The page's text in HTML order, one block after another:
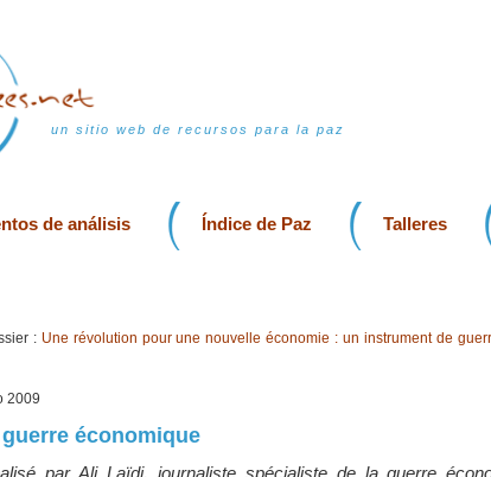
un sitio web de recursos para la paz
de análisis Índice de Paz Talleres
: Une révolution pour une nouvelle économie : un instrument de
2009
économique
par Ali Laïdi, journaliste spécialiste de la guerre